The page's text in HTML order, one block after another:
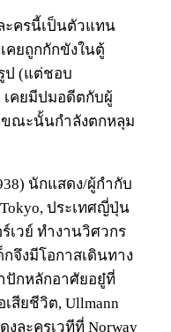
ะครนี้เป็นตัวแทน
คยถูกกักขังในตู้
ป (แต่ชอบ
คยมีปมอดีตกับผู้
ณะนั้นกำลังตกหลุม
นักแสดง/ผู้กำกับ
ประเทศญี่ปุ่น
วย์ ทำงานวิศวกร
จึงมีโอกาสเดินทาง
ปักหลักอาศัยอยู๋ที่
เสียชีวิต, Ullmann
ละครเวทีที่ Norway